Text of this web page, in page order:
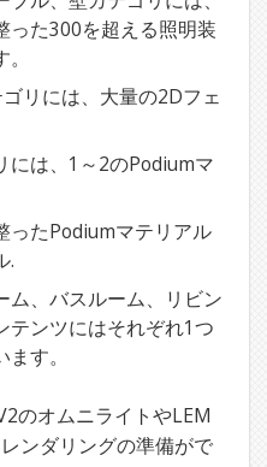
った300を超える照明装
リには、大量の2Dフェ
には、1～2のPodiumマ
ったPodiumマテリアル
.
ム、バスルーム、リビン
テンツにはそれぞれ1つ
す。
のオムニライトやLEM
ンダリングの準備がで